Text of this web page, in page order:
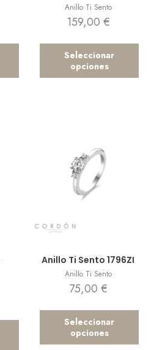
Anillo Ti Sento
159,00 €
Seleccionar
opciones
Anillo Ti Sento 1796ZI
Anillo Ti Sento
75,00 €
Seleccionar
opciones